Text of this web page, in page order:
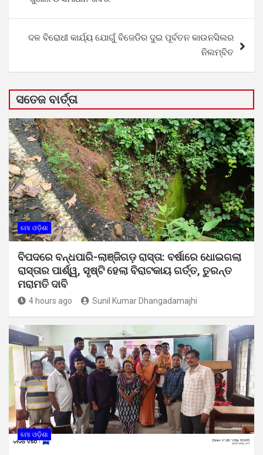
ଦଳ ବିରୋଧୀ କାର୍ଯ୍ୟ ଯୋଗୁଁ ବିଜେଡିର ଦୁଇ ପୂର୍ବତନ କାଉନସିଲର
ନିଲମ୍ବିତ
ସତେଜ ବାର୍ତ୍ତା
ମୋ ଓଡ଼ିଶା
ବିପଦରେ ବନ୍ଧପାରି-ଲାଞ୍ଜିଗଡ଼ ରାସ୍ତା: ବର୍ଷାରେ ଧୋଇଗଲା
ରାସ୍ତାର ପାର୍ଶ୍ୱ, ସୃଷ୍ଟି ହେଲା ବିରାଟକାୟ ଗର୍ତ୍ତ, ତୁରନ୍ତ
ମରାମତି ଦାବି
4 hours ago Sunil Kumar Dhangadamajhi
ମୋ ଓଡ଼ିଶା